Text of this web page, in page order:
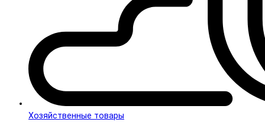
Хозяйственные товары